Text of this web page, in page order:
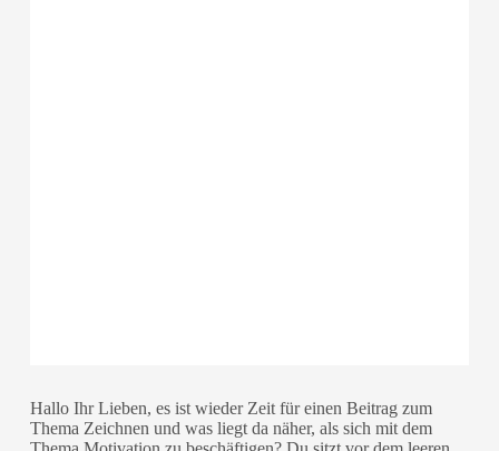
Hallo Ihr Lieben, es ist wieder Zeit für einen Beitrag zum
Thema Zeichnen und was liegt da näher, als sich mit dem